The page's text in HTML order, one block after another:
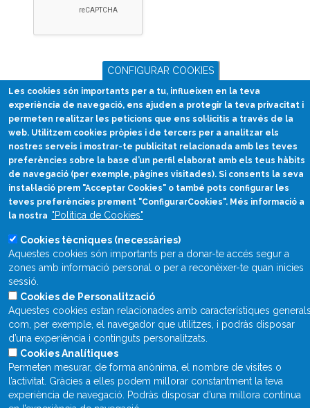
Divulgació científica
en català
divulcat@divulcat.cat
(+34) 934 120 030
Què és Divulcat?
Avís legal
Inicia sessió
CONFIGURAR COOKIES
Les cookies són importants per a tu, influeixen en la teva
experiència de navegació, ens ajuden a protegir la teva privacitat i
permeten realitzar les peticions que ens sol·licitis a través de la
web. Utilitzem cookies pròpies i de tercers per a analitzar els
nostres serveis i mostrar-te publicitat relacionada amb les teves
preferències sobre la base d’un perfil elaborat amb els teus hàbits
de navegació (per exemple, pàgines visitades). Si consents la seva
instal·lació prem "Acceptar Cookies" o també pots configurar les
teves preferències prement "ConfigurarCookies". Més informació a
la nostra "Política de Cookies"
Cookies tècniques (necessàries)
Aquestes cookies són importants per a donar-te accés segur a
zones amb informació personal o per a reconèixer-te quan inicies
sessió.
Cookies de Personalització
Aquestes cookies estan relacionades amb característiques
com, per exemple, el navegador que utilitzes, i podràs disposar
d’una experiència i continguts personalitzats.
Cookies Analítiques
Permeten mesurar, de forma anònima, el nombre de visites o
l’activitat. Gràcies a elles podem millorar constantment la teva
experiència de navegació. Podràs disposar d’una millora contínua